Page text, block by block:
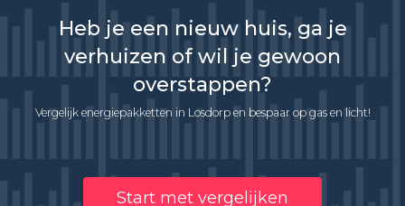
Heb je een nieuw huis, ga je
verhuizen of wil je gewoon
overstappen?
Vergelijk energiepakketten in Losdorp en bespaar op gas en licht!
Start met vergelijken